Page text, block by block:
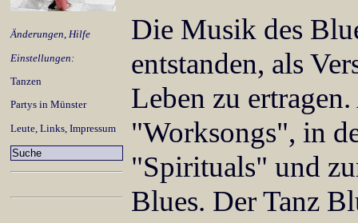
Änderungen, Hilfe
Einstellungen:
Tanzen
Partys in Münster
Leute Links Impressum
Die Musik des
entstanden, als
Leben zu
"Worksongs", in
"Spirituals" und
Blues. Der Tanz